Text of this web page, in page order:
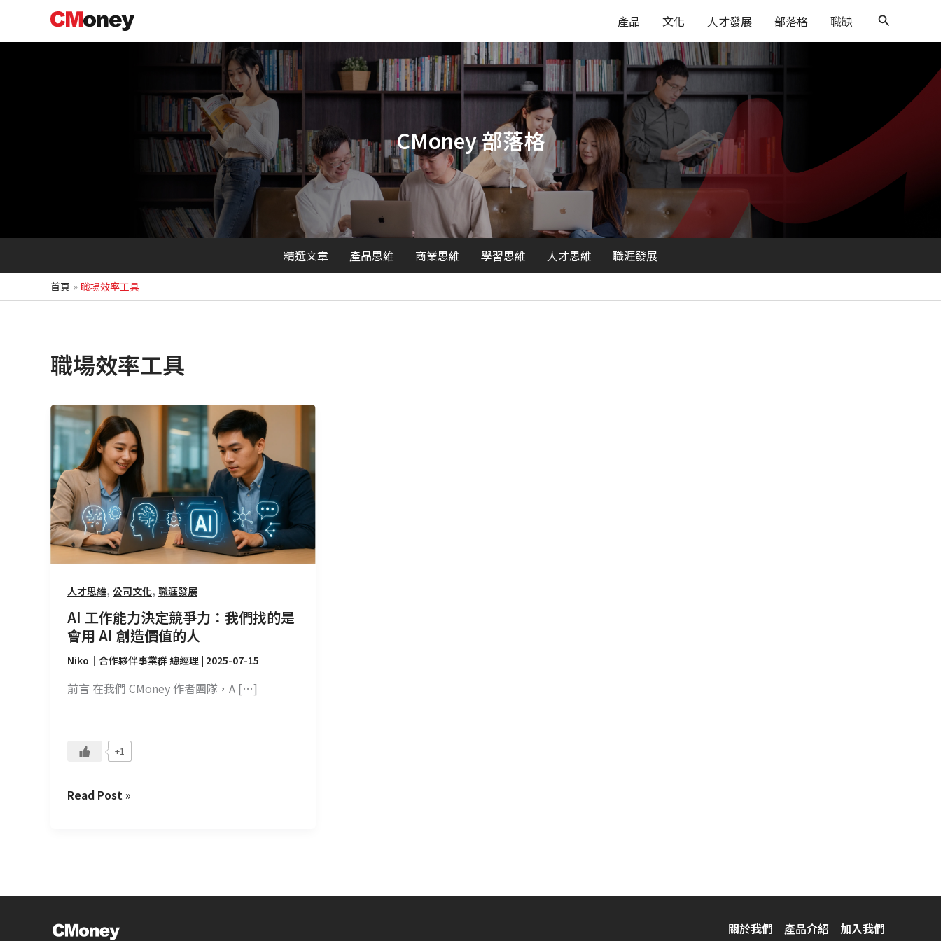
主
產品 文化 人才發展 部落格 職缺
搜
尋
CMoney 部落格
精選文章 產品思維 商業思維 學習思維 人才思維 職涯發展
首頁 職場效率工具
職場效率工具
人才思維, 公司文化, 職涯發展
AI 工作能力決定競爭力：我們找的是
會用 AI 創造價值的人
Niko｜合作夥伴事業群 總經理 | 2025-07-15
前言 在我們 CMoney 作者團隊，A […]
+1
AI
工
能
力
決
定
競
我
們
找
是
會
值
Read Post »
關於我們 產品介紹 加入我們